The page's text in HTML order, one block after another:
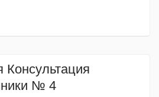
Консультация
№ 4